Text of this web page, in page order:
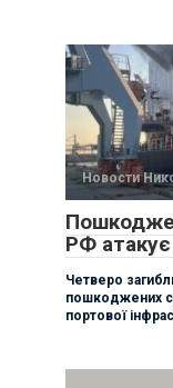
Новости
РФ
Четверо
пошкоджених
портової